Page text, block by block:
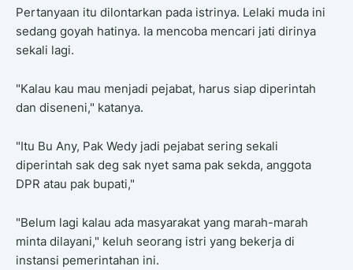
Pertanyaan itu dilontarkan pada istrinya. Lelaki muda ini
sedang goyah hatinya. Ia mencoba mencari jati dirinya
sekali lagi.
"Kalau kau mau menjadi pejabat, harus siap diperintah
dan diseneni," katanya.
"Itu Bu Any, Pak Wedy jadi pejabat sering sekali
diperintah sak deg sak nyet sama pak sekda, anggota
DPR atau pak bupati,"
"Belum lagi kalau ada masyarakat yang marah-marah
minta dilayani," keluh seorang istri yang bekerja di
instansi pemerintahan ini.